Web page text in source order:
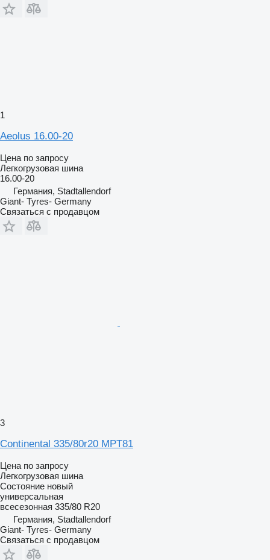
1
Aeolus 16.00-20
Цена по запросу
Легкогрузовая шина
16.00-20
Германия, Stadtallendorf
Giant- Tyres- Germany
Связаться с продавцом
3
Continental 335/80r20 MPT81
Цена по запросу
Легкогрузовая шина
Состояние новый
универсальная
всесезонная 335/80 R20
Германия, Stadtallendorf
Giant- Tyres- Germany
Связаться с продавцом